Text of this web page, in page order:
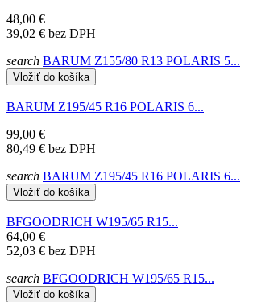
48,00 €
39,02 € bez DPH
search BARUM Z155/80 R13 POLARIS 5...
Vložiť do košíka
BARUM Z195/45 R16 POLARIS 6...
99,00 €
80,49 € bez DPH
search BARUM Z195/45 R16 POLARIS 6...
Vložiť do košíka
BFGOODRICH W195/65 R15...
64,00 €
52,03 € bez DPH
search BFGOODRICH W195/65 R15...
Vložiť do košíka